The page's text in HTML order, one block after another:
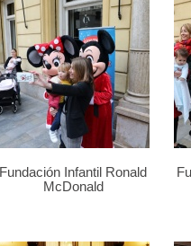
Fundación Infantil Ronald
McDonald